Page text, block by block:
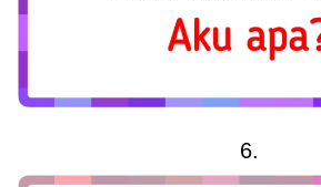
6.